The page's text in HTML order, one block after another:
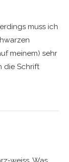
muss ich
meinem) sehr
die Schrift